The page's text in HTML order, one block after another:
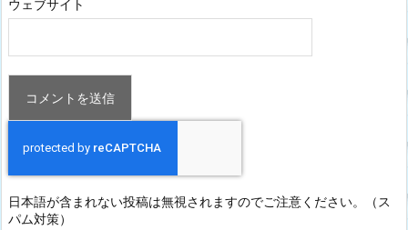
ウェブサイト
日本語が含まれない投稿は無視されますのでご注意ください。（ス
パム対策）